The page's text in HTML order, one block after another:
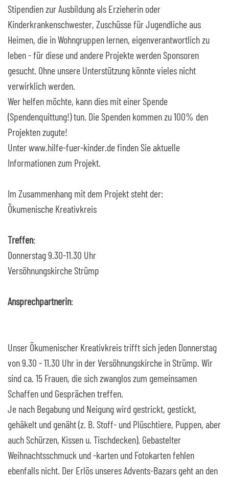
Stipendien zur Ausbildung als Erzieherin oder
Kinderkrankenschwester, Zuschüsse für Jugendliche aus
Heimen, die in Wohngruppen lernen, eigenverantwortlich zu
leben - für diese und andere Projekte werden Sponsoren
gesucht. Ohne unsere Unterstützung könnte vieles nicht
verwirklich werden.
Wer helfen möchte, kann dies mit einer Spende
(Spendenquittung!) tun. Die Spenden kommen zu 100% den
Projekten zugute!
Unter www.hilfe-fuer-kinder.de finden Sie aktuelle
Informationen zum Projekt.
Im Zusammenhang mit dem Projekt steht der:
Ökumenische Kreativkreis
Treffen:
Donnerstag 9.30-11.30 Uhr
Versöhnungskirche Strümp
Ansprechpartnerin:
Unser Ökumenischer Kreativkreis trifft sich jeden Donnerstag
von 9.30 - 11.30 Uhr in der Versöhnungskirche in Strümp. Wir
sind ca. 15 Frauen, die sich zwanglos zum gemeinsamen
Schaffen und Gesprächen treffen.
Je nach Begabung und Neigung wird gestrickt, gestickt,
gehäkelt und genäht (z. B. Stoff- und Plüschtiere, Puppen, aber
auch Schürzen, Kissen u. Tischdecken). Gebastelter
Weihnachtsschmuck und -karten und Fotokarten fehlen
ebenfalls nicht. Der Erlös unseres Advents-Bazars geht an den